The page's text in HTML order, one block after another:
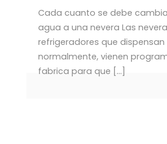
Cada cuanto se debe
agua a una nevera Las
refrigeradores que
normalmente, vienen
fabrica para que […]